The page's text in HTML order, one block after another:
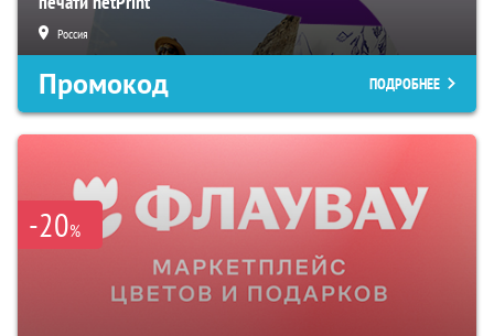
Россия
Промокод ПОДРОБНЕЕ
-20%